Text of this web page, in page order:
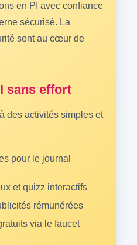
en PI avec confiance
sécurisé. La
sont au cœur de
sans effort
des activités simples et
pour le journal
et quizz interactifs
rémunérées
via le faucet